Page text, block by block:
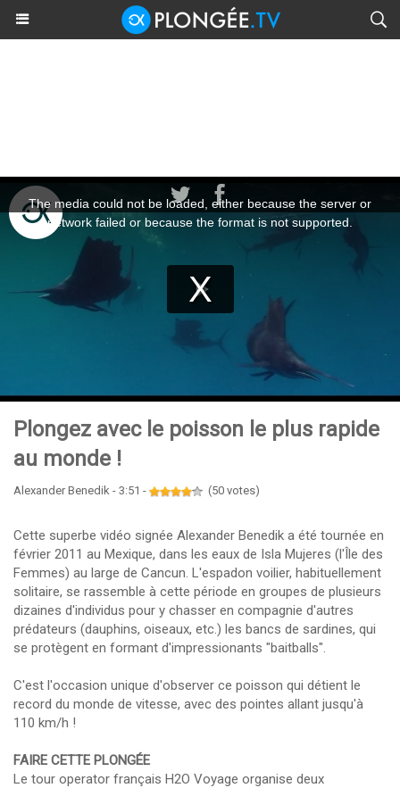
Plongez avec le poisson le plus rapide
au monde !
Alexander Benedik - 3:51 - (50 votes)
Cette superbe vidéo signée Alexander Benedik a été tournée en
février 2011 au Mexique, dans les eaux de Isla Mujeres (l'Île des
Femmes) au large de Cancun. L'espadon voilier, habituellement
solitaire, se rassemble à cette période en groupes de plusieurs
dizaines d'individus pour y chasser en compagnie d'autres
prédateurs (dauphins, oiseaux, etc.) les bancs de sardines, qui
se protègent en formant d'impressionants "baitballs".
C'est l'occasion unique d'observer ce poisson qui détient le
record du monde de vitesse, avec des pointes allant jusqu'à
110 km/h !
FAIRE CETTE PLONGÉE
Le tour operator français H2O Voyage organise deux